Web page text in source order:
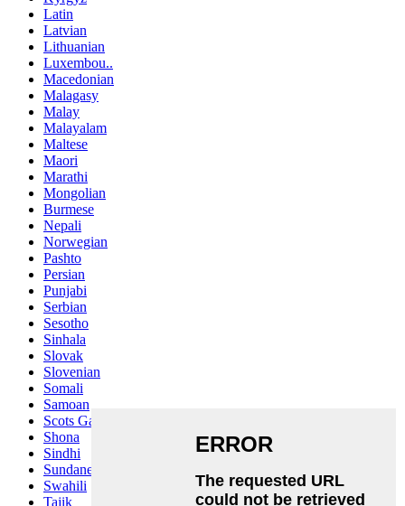
Latin
Latvian
Lithuanian
Luxembou..
Macedonian
Malagasy
Malay
Malayalam
Maltese
Maori
Marathi
Mongolian
Burmese
Nepali
Norwegian
Pashto
Persian
Punjabi
Serbian
Sesotho
Sinhala
Slovak
Slovenian
Somali
Samoan
Scots Gaelic
Shona
Sindhi
Sundanese
Swahili
Tajik